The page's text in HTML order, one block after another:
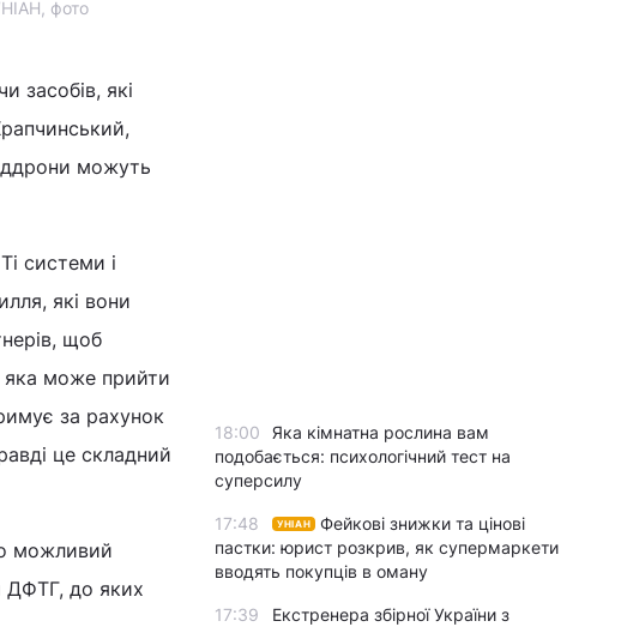
фото
засобів, які
можуть
системи і
які вони
щоб
яка може прийти
за рахунок
це складний
можливий
ДФТГ, до яких
18:00
Яка кімнатна рослина вам
подобається: психологічний тест на
суперсилу
17:48 УНІАН
Фейкові знижки та цінові
пастки: юрист розкрив, як супермаркети
вводять покупців в оману
17:39
Екстренера збірної України з